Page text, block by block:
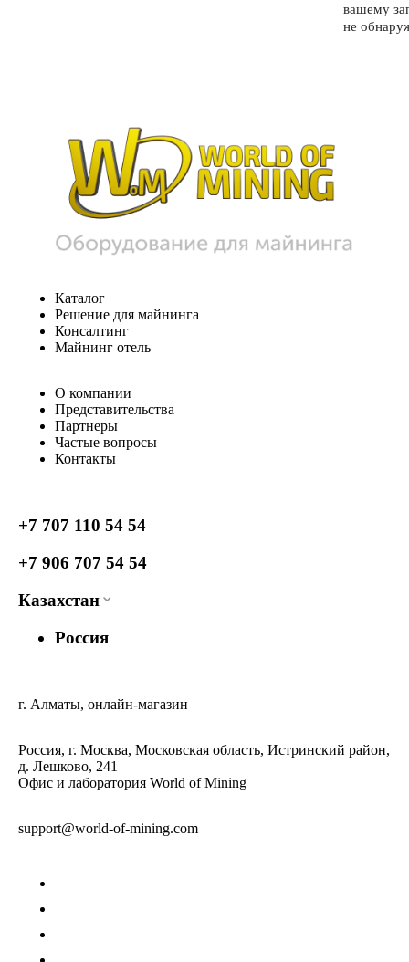
вашему
не
Каталог
Решение для майнинга
Консалтинг
Майнинг отель
О компании
Представительства
Партнеры
Частые вопросы
Контакты
+7 707 110 54 54
+7 906 707 54 54
Казахстан
Россия
г. Алматы, онлайн-магазин
Россия, г. Москва, Московская область, Истринский район,
д. Лешково, 241
Офис и лаборатория World of Mining
support@world-of-mining.com